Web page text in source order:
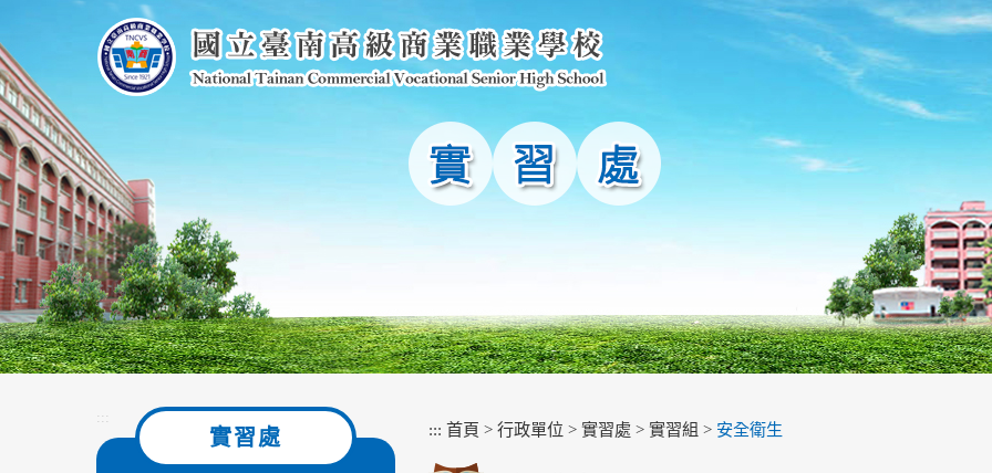
主
要
內
容
區
塊
:::
實習處 ::: 首頁 > 行政單位 > 實習處 > 實習組 > 安全衛生